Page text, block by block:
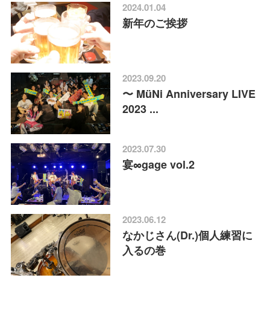
2024.01.04
新年のご挨拶
2023.09.20
〜 MüNi Anniversary LIVE
2023 ...
2023.07.30
宴∞gage vol.2
2023.06.12
なかじさん(Dr.)個人練習に
入るの巻